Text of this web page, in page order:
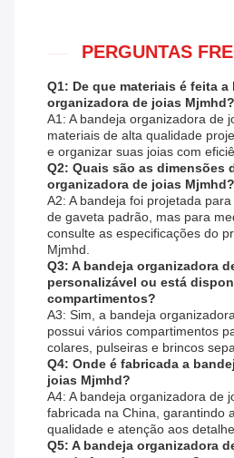
PERGUNTAS
Q1: De que materiais é feita a
organizadora de joias Mjmhd?
A1: A bandeja organizadora de
materiais de alta qualidade
e organizar suas joias com
Q2: Quais são as dimensões
organizadora de joias Mjmhd?
A2: A bandeja foi projetada
de gaveta padrão, mas para
consulte as especificações do
Mjmhd.
Q3: A bandeja organizadora
personalizável ou está
compartimentos?
A3: Sim, a bandeja
possui vários compartimentos
colares, pulseiras e brincos
Q4: Onde é fabricada a
joias Mjmhd?
A4: A bandeja organizadora de
fabricada na China, garantindo
qualidade e atenção aos
Q5: A bandeja organizadora